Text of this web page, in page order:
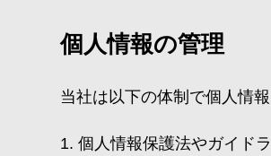
個人情報の管理
当社は以下の体制で個人情報
個人情報保護法やガイド